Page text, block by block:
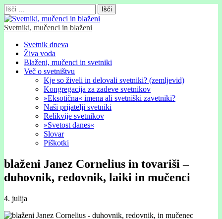
Išči:
Svetniki, mučenci in blaženi
Glavni
meni
Skip
content
Svetnik dneva
Živa voda
Blaženi, mučenci in svetniki
Več o svetništvu
Kje so živeli in delovali svetniki? (zemljevid)
Kongregacija za zadeve svetnikov
»Eksotična« imena ali svetniški zavetniki?
Naši prijatelji svetniki
Relikvije svetnikov
»Svetost danes«
Slovar
Piškotki
blaženi Janez Cornelius in tovariši –
duhovnik, redovnik, laiki in mučenci
4. julija